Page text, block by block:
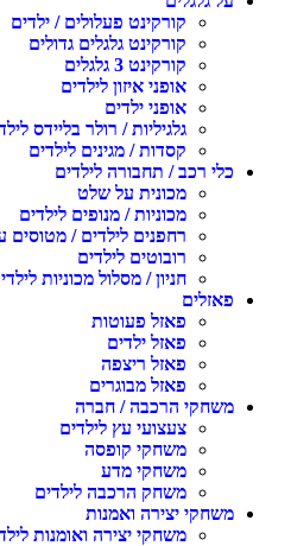
קורקינט פעלולים / ילדים
קורקינט גלגלים גדולים
קורקינט 3 גלגלים
אופני איזון לילדים
אופני ילדים
גלגיליות / רולר בליידס
קסדות / מגינים לילדים
כלי רכב / תחבורה לילדים
מכונית על שלט
מכוניות / מנופים לילדים
רחפנים לילדים / מטוסים
רובוטים לילדים
חניון / מסלול מכוניות
פאזלים
פאזל פעוטות
פאזל ילדים
פאזל ריצפה
פאזל מבוגרים
משחקי הרכבה / חברה
צעצועי עץ לילדים
משחקי קופסה
משחקי מדע
משחק הרכבה לילדים
משחקי יצירה ואמנות
משחקי יצירה ואומנות